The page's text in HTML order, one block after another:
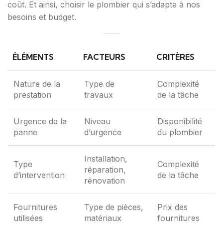
coût. Et ainsi, choisir le plombier qui s’adapte à nos
besoins et budget.
ÉLÉMENTS FACTEURS CRITÈRES
Nature de la
prestation
Type de
travaux
Complexité
de la tâche
Urgence de la
panne
Niveau
d’urgence
Disponibilité
du plombier
Type
d’intervention
Installation,
réparation,
rénovation
Complexité
de la tâche
Fournitures
utilisées
Type de pièces,
matériaux
Prix des
fournitures